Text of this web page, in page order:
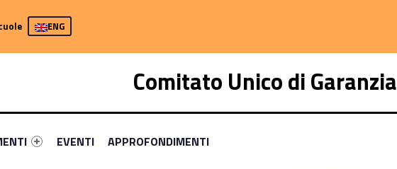
Comitato Unico di Garanzia
54485-6
#link-menu-primary-62735-10
Link identifier #link-menu-primary-87716-15
EVENTI
Link identifier #link-menu-primary-77902-16
APPROFONDIMENTI
ENG